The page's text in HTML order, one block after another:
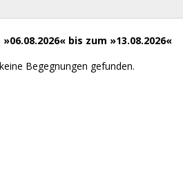
bis zum »13.08.2026«
Begegnungen gefunden.